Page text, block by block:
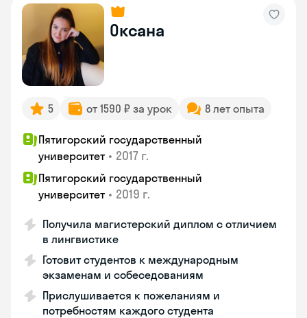
Оксана
5 от 1590 ₽ за урок 8 лет опыта
Пятигорский государственный
университет • 2017 г.
Пятигорский государственный
университет • 2019 г.
Получила магистерский диплом с отличием
в лингвистике
Готовит студентов к международным
экзаменам и собеседованиям
Прислушивается к пожеланиям и
потребностям каждого студента